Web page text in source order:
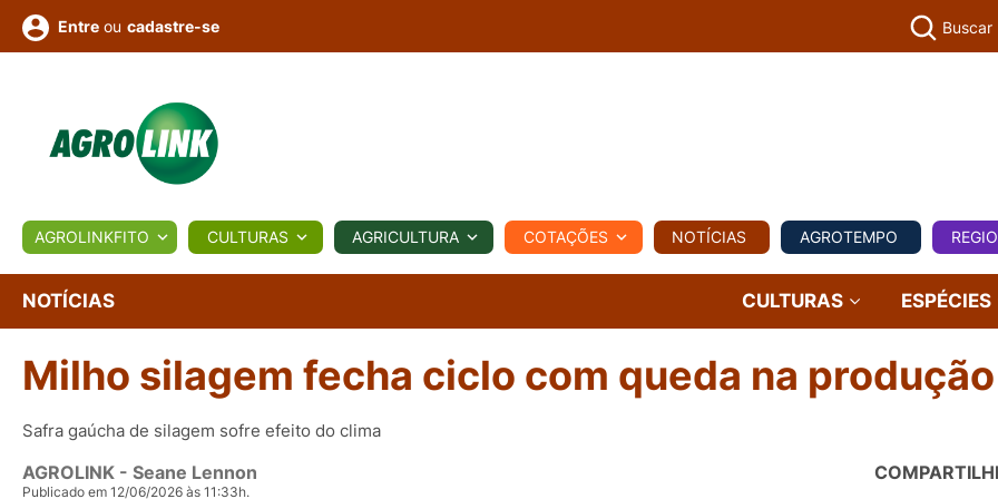
BIOLÓGICOS COTAÇÕES NOTÍCIAS AGROTEMPO REGIONAL COMERCIAL AGROVIAGENS
Conversor Colunistas Eventos
Fotos
e
Vídeos
Entre ou cadastre-se Buscar
AGROLINKFITO CULTURAS AGRICULTURA COTAÇÕES NOTÍCIAS AGROTEMPO
NOTÍCIAS CULTURAS ESPÉCIES
Milho silagem fecha ciclo com queda na produção
Safra gaúcha de silagem sofre efeito do clima
AGROLINK - Seane Lennon
Publicado em 12/06/2026 às 11:33h.